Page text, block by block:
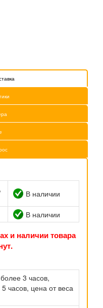
В наличии
В наличии
и наличии товара
3 часов,
часов, цена от веса